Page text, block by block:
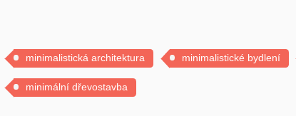
minimalistická architektura minimalistické bydlení
minimální dřevostavba